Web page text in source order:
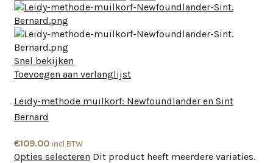
Snel bekijken
Toevoegen aan verlanglijst
Leidy-methode muilkorf: Newfoundlander en Sint
Bernard
€109.00 incl BTW
Opties selecteren Dit product heeft meerdere variaties.